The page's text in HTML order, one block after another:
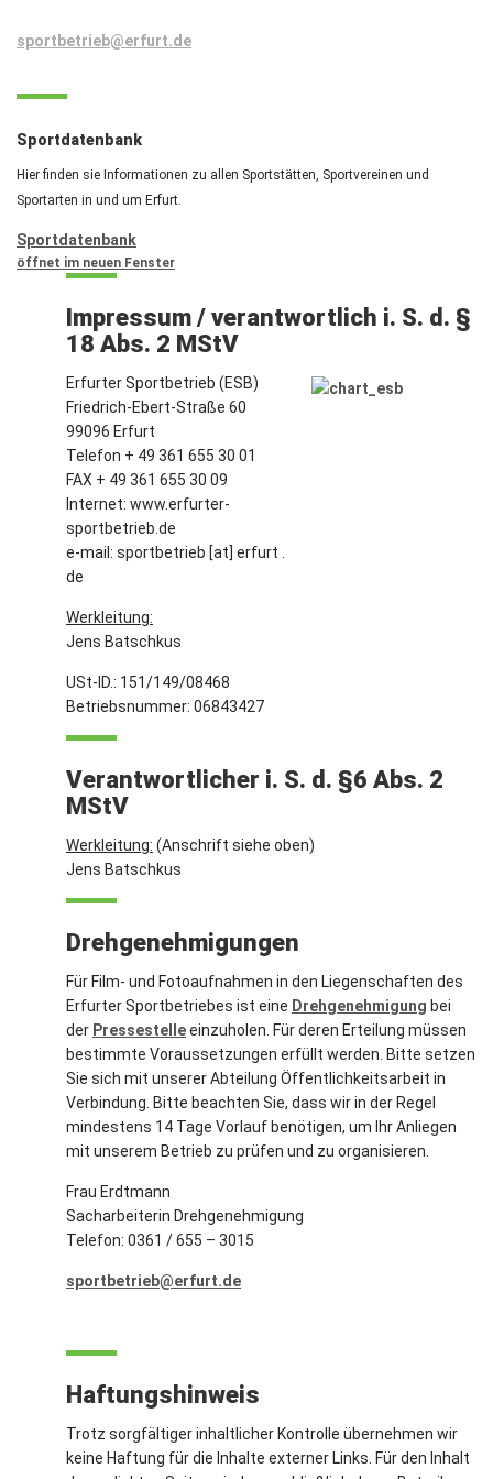
sportbetrieb@erfurt.de
Sportdatenbank
Hier finden sie Informationen zu allen Sportstätten, Sportvereinen und
Sportarten in und um Erfurt.
Sportdatenbank
öffnet im neuen Fenster
Impressum / verantwortlich i. S. d. §
18 Abs. 2 MStV
Erfurter Sportbetrieb (ESB)
Friedrich-Ebert-Straße 60
99096 Erfurt
Telefon + 49 361 655 30 01
FAX + 49 361 655 30 09
Internet: www.erfurter-
sportbetrieb.de
e-mail: sportbetrieb [at] erfurt .
de
Werkleitung:
Jens Batschkus
USt-ID.: 151/149/08468
Betriebsnummer: 06843427
Verantwortlicher i. S. d. §6 Abs. 2
MStV
Werkleitung: (Anschrift siehe oben)
Jens Batschkus
Drehgenehmigungen
Für Film- und Fotoaufnahmen in den Liegenschaften des
Erfurter Sportbetriebes ist eine Drehgenehmigung bei
der Pressestelleeinzuholen. Für deren Erteilung müssen
bestimmte Voraussetzungen erfüllt werden. Bitte setzen
Sie sich mit unserer Abteilung Öffentlichkeitsarbeit in
Verbindung. Bitte beachten Sie, dass wir in der Regel
mindestens 14 Tage Vorlauf benötigen, um Ihr Anliegen
mit unserem Betrieb zu prüfen und zu organisieren.
Frau Erdtmann
Sacharbeiterin Drehgenehmigung
Telefon: 0361 / 655 – 3015
sportbetrieb@erfurt.de
Haftungshinweis
Trotz sorgfältiger inhaltlicher Kontrolle übernehmen wir
keine Haftung für die Inhalte externer Links. Für den Inhalt